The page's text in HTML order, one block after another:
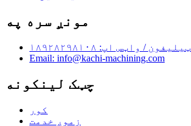
مونږ سره په
ټیلیفون / واټس اپ: ۱۸۹۲۸۲۹۸۱۰۸
Email: info@kachi-machining.com
چټک لینکونه
کور
زموږ خدمت